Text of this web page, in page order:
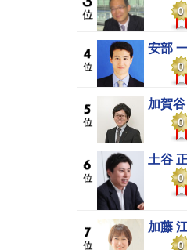
0
安部
0
加賀
0
土谷
0
加藤
0